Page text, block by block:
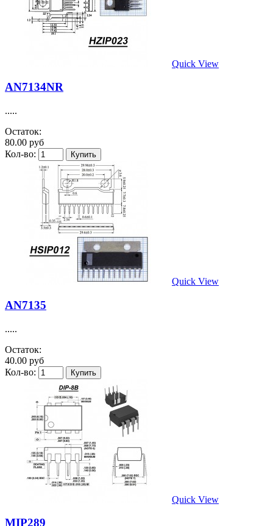
Quick View
AN7134NR
.....
Остаток:
80.00 руб
Кол-во:
Quick View
AN7135
.....
Остаток:
40.00 руб
Кол-во:
Quick View
MIP289